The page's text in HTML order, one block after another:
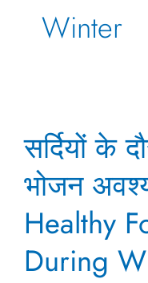
Winter
सर्दियों के
भोजन
Healthy
During
के
दौरान
16
भोजन
अवश्य
खाएं(16